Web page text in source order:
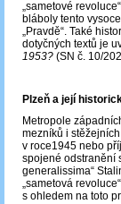
„sametové
bláboly tento
„Pravdě“. Také
dotyčných textů je
1953? (SN č. 10/
Plzeň a její
Metropole
mezníků i
v roce1945 nebo
spojené odstranění
generalissima“
„sametová
s ohledem na toto